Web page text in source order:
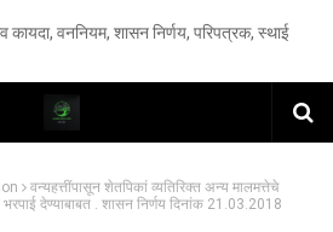
कायदा, वननियम, शासन निर्णय, परिपत्रक, स्थाई
वन्यहत्तींपासून शेतपिकां व्यतिरिक्त अन्य मालमत्तेचे
देण्याबाबत . शासन निर्णय दिनांक 21.03.2018